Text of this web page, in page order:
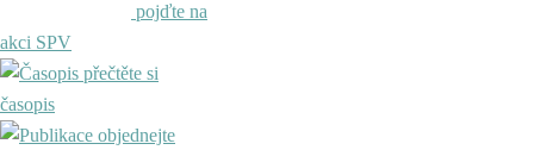
pojďte na
akci SPV
přečtěte si
časopis
objednejte